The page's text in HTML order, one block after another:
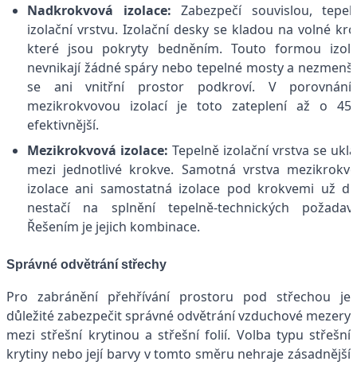
Nadkrokvová izolace: Zabezpečí souvislou,
izolační vrstvu. Izolační desky se kladou na volné
které jsou pokryty bedněním. Touto formou
nevnikají žádné spáry nebo tepelné mosty a
se ani vnitřní prostor podkroví. V
mezikrokvovou izolací je toto zateplení až o 45
efektivnější.
Mezikrokvová izolace: Tepelně izolační vrstva se
mezi jednotlivé krokve. Samotná vrstva
izolace ani samostatná izolace pod krokvemi už
nestačí na splnění tepelně-technických
Řešením je jejich kombinace.
Správné odvětrání střechy
Pro zabránění přehřívání prostoru pod střechou je
důležité zabezpečit správné odvětrání vzduchové mezery
mezi střešní krytinou a střešní folií. Volba typu střešní
krytiny nebo její barvy v tomto směru nehraje zásadnější